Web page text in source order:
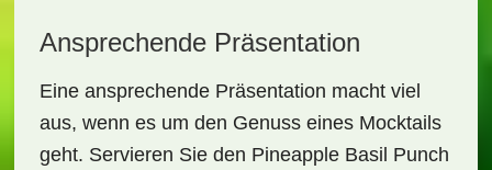
Ansprechende Präsentation
Eine ansprechende Präsentation macht viel
aus, wenn es um den Genuss eines Mocktails
geht. Servieren Sie den Pineapple Basil Punch